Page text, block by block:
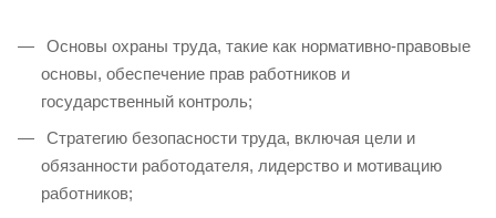
Основы охраны труда, такие как нормативно-правовые
основы, обеспечение прав работников и
государственный контроль;
Стратегию безопасности труда, включая цели и
обязанности работодателя, лидерство и мотивацию
работников;